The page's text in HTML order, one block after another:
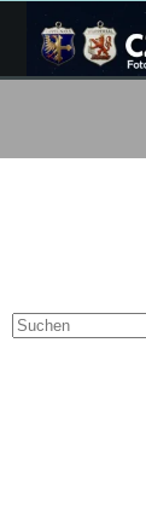
Inhalt
springen